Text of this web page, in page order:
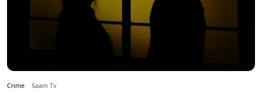
Crime Saam Tv